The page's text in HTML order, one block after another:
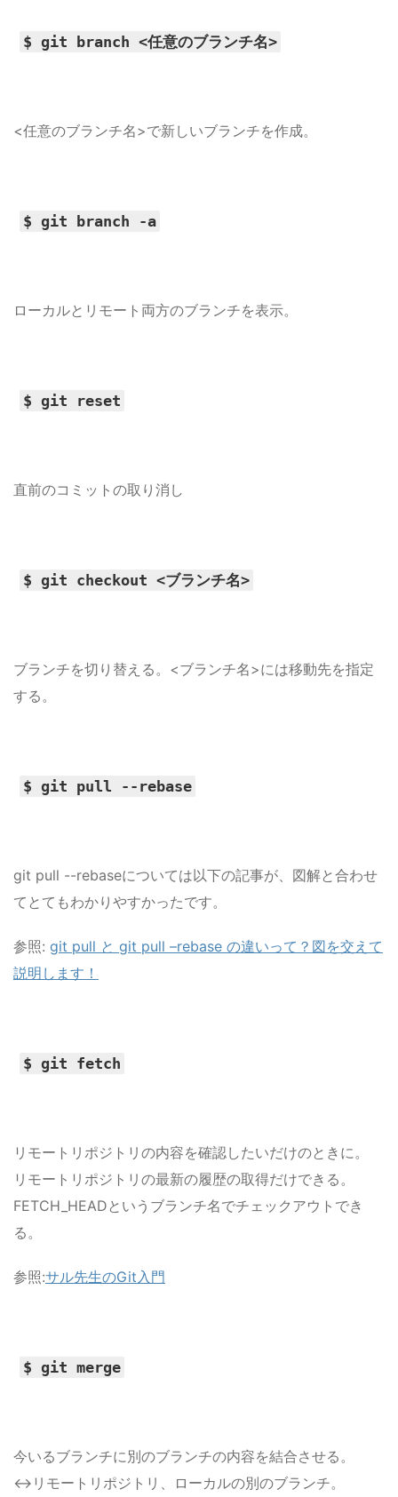
$ git branch <任意のブランチ名>
<任意のブランチ名>で新しいブランチを作成。
$ git branch -a
ローカルとリモート両方のブランチを表示。
$ git reset
直前のコミットの取り消し
$ git checkout <ブランチ名>
ブランチを切り替える。<ブランチ名>には移動先を指定
する。
$ git pull --rebase
git pull --rebaseについては以下の記事が、図解と合わせ
てとてもわかりやすかったです。
参照: git pull と git pull –rebase の違いって？図を交えて
説明します！
$ git fetch
リモートリポジトリの内容を確認したいだけのときに。
リモートリポジトリの最新の履歴の取得だけできる。
FETCH_HEADというブランチ名でチェックアウトでき
る。
参照:サル先生のGit入門
$ git merge
今いるブランチに別のブランチの内容を結合させる。
↔リモートリポジトリ、ローカルの別のブランチ。